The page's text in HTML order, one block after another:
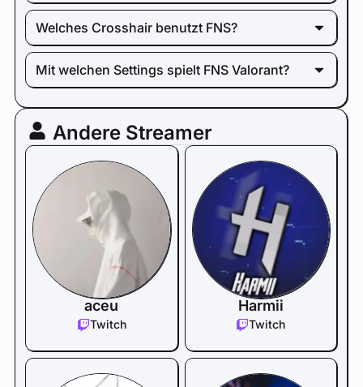
Welches Crosshair benutzt FNS?
Mit welchen Settings spielt FNS Valorant?
Andere Streamer
aceu
Twitch
Harmii
Twitch